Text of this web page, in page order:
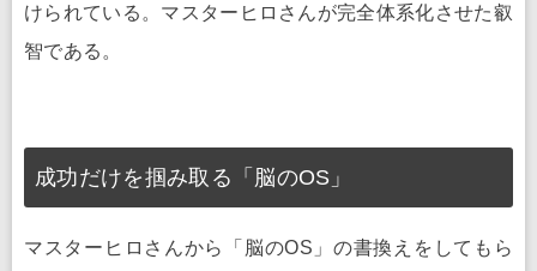
けられている。マスターヒロさんが完全体系化させた叡
智である。
成功だけを掴み取る「脳のOS」
マスターヒロさんから「脳のOS」の書換えをしてもら